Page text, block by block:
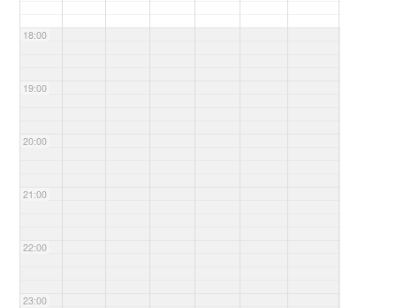
18:00
19:00
20:00
21:00
22:00
23:00